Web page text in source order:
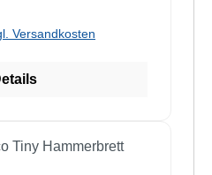
Versandkosten